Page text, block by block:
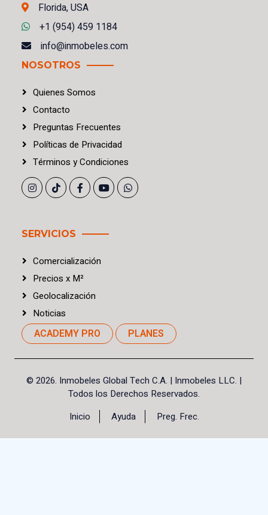
Florida, USA
+1 (954) 459 1184
info@inmobeles.com
NOSOTROS
Quienes Somos
Contacto
Preguntas Frecuentes
Políticas de Privacidad
Términos yCondiciones
SERVICIOS
Comercialización
Precios x M²
Geolocalización
Noticias
ACADEMY PRO PLANES
© 2026. Inmobeles Global Tech C.A. | Inmobeles LLC. |
Todos los Derechos Reservados.
Inicio
Ayuda Preg. Frec.